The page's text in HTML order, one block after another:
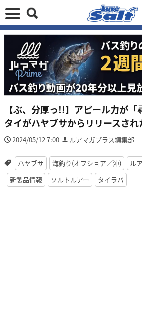
【ぶ、分厚っ!!】アピール力が
タイがハヤブサからリリースされ
2024/05/12 7:00 ルアマガプラス編集部
ハヤブサ 海釣り(オフショア／沖)
ル
新製品情報
ソルトルアー タイラバ